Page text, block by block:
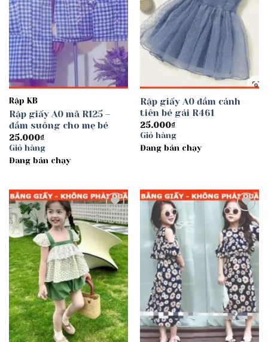
Rập KB
Rập giấy A0 mã R125 –
đầm suông cho mẹ bé
25.000₫
Giỏ hàng
Đang bán chạy
Rập giấy A0 đầm cánh
tiên bé gái R461
25.000₫
Giỏ hàng
Đang bán chạy
Add to
wishlist
Add to
wishlist